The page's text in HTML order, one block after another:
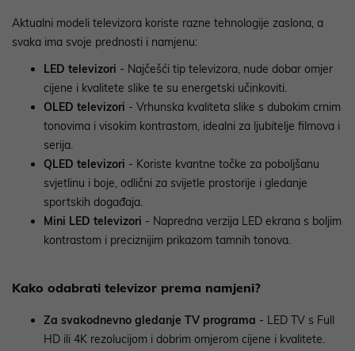
Aktualni modeli televizora koriste razne tehnologije zaslona, a
svaka ima svoje prednosti i namjenu:
LED televizori - Najčešći tip televizora, nude dobar omjer
cijene i kvalitete slike te su energetski učinkoviti.
OLED televizori - Vrhunska kvaliteta slike s dubokim crnim
tonovima i visokim kontrastom, idealni za ljubitelje filmova i
serija.
QLED televizori - Koriste kvantne točke za poboljšanu
svjetlinu i boje, odlični za svijetle prostorije i gledanje
sportskih događaja.
Mini LED televizori - Napredna verzija LED ekrana s boljim
kontrastom i preciznijim prikazom tamnih tonova.
Kako odabrati televizor prema namjeni?
Za svakodnevno gledanje TV programa - LED TV s Full
HD ili 4K rezolucijom i dobrim omjerom cijene i kvalitete.